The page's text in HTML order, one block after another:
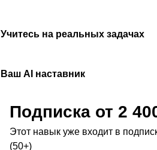
Учитесь на реальных задачах
Ваш AI наставник
Подписка от 2
Этот навык уже входит в
(50+)